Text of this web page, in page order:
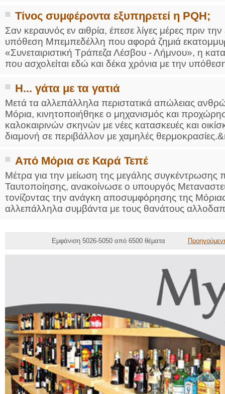
Τίνος συμφέροντα εξυπηρετεί η ΡQΗ;
Σαν κεραυνός εν αιθρία, έπεσε λίγες μέρες πριν
υπόθεση Μπεμπεδέλλη που αφορά ζημιά
«Συνεταιριστική Τράπεζα Λέσβου - Λήμνου», η
που ασχολείται εδώ και δέκα χρόνια με την
Η... γάτα με τα γατιά
Μετά τα αλλεπάλληλα περιστατικά απώλειας
Μόρια, κινητοποιήθηκε ο μηχανισμός και
καλοκαιρινών σκηνών με νέες κατασκευές και
διαμονή σε περιβάλλον με χαμηλές
Από Μόρια σε Καρά Τεπέ
Μέτρα για την μείωση της μεγάλης
Ταυτοποίησης, ανακοίνωσε ο υπουργός
τονίζοντας την ανάγκη αποσυμφόρησης της
αλλεπάλληλα συμβάντα με τους θανάτους
Εμφάνιση 5026-5050 από 6500 θέματα